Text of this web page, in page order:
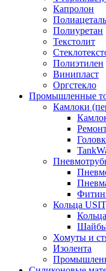
Капролон
Полиацеталь
Полиуретан
Текстолит
Полиэтилен
Винипласт
Оргстекло
Промышленные
Камлоки
Кольца
Хомуты и
Изолента